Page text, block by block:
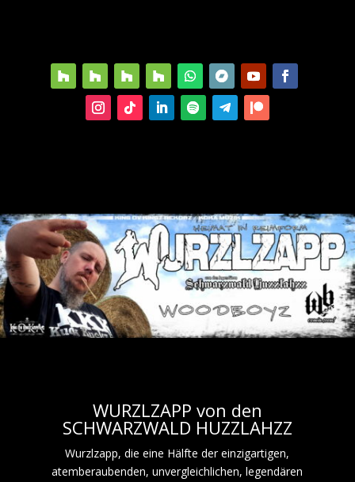
WURZLZAPP von den
SCHWARZWALD HUZZLAHZZ
Wurzlzapp, die eine Hälfte der einzigartigen,
atemberaubenden, unvergleichlichen, legendären